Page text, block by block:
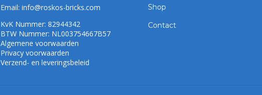
Email: info@roskos-bricks.com
KvK Nummer: 82944342
BTW Nummer: NL003754667B57
Algemene voorwaarden
Privacy voorwaarden
Verzend- en leveringsbeleid
Shop
Contact